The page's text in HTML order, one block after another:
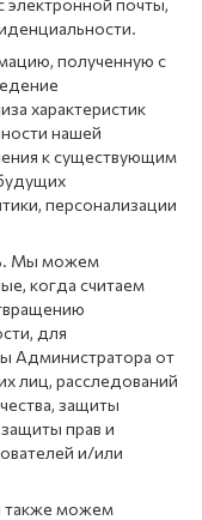
почты,
полученную с
характеристик
нашей
к существующим
персонализации
Мы можем
когда считаем
для
Администратора от
лиц, расследований
защиты
прав и
и/или
также можем